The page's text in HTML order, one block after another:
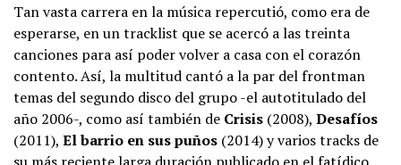
Tan vasta carrera en la música repercutió, como era de
esperarse, en un tracklist que se acercó a las treinta
canciones para así poder volver a casa con el corazón
contento. Así, la multitud cantó a la par del frontman
temas del segundo disco del grupo -el autotitulado del
año 2006-, como así también de Crisis (2008), Desafíos
(2011), El barrio en sus puños (2014) y varios tracks de